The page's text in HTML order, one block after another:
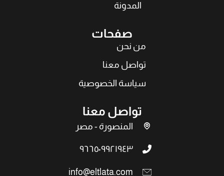
المدونة
صفحات
من نحن
تواصل معنا
سياسة الخصوصية
تواصل معنا
المنصورة - مصر
٩٦٦٥٠٩٩٢١٩٤٣
info@eltlata.com